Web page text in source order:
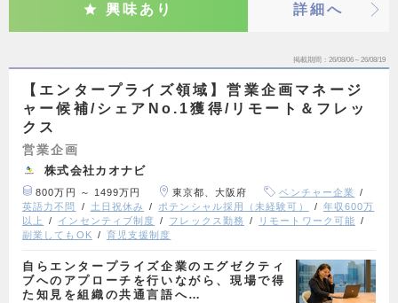
興味あり 詳細へ
掲載期間 26/08/06～26/08/19
【エンタープライズ領域】営業企画マネージ
ャー候補/シェアNo.1獲得/リモート＆フレッ
クス
営業企画
株式会社カオナビ
800万円 ～ 1499万円 東京都、大阪府
ベンチャー企業
英語力不問
土日祝休み ポテンシャル採用（未経験可）
年収600万
以上
インセンティブ制度 フレックス勤務
リモートワーク可能
副業してもOK
育児支援制度
自らエンタープライズ企業のエグゼクティ
ブへのアプローチを行いながら、現場で得
た知見を組織の共通言語へ…